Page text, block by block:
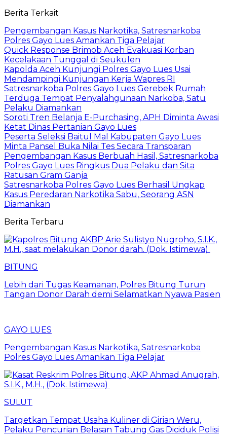
Berita Terkait
Pengembangan Kasus Narkotika, Satresnarkoba
Polres Gayo Lues Amankan Tiga Pelajar
Quick Response Brimob Aceh Evakuasi Korban
Kecelakaan Tunggal di Seukulen
Kapolda Aceh Kunjungi Polres Gayo Lues Usai
Mendampingi Kunjungan Kerja Wapres RI
Satresnarkoba Polres Gayo Lues Gerebek Rumah
Terduga Tempat Penyalahgunaan Narkoba, Satu
Pelaku Diamankan
Soroti Tren Belanja E-Purchasing, APH Diminta Awasi
Ketat Dinas Pertanian Gayo Lues
Peserta Seleksi Baitul Mal Kabupaten Gayo Lues
Minta Pansel Buka Nilai Tes Secara Transparan
Pengembangan Kasus Berbuah Hasil, Satresnarkoba
Polres Gayo Lues Ringkus Dua Pelaku dan Sita
Ratusan Gram Ganja
Satresnarkoba Polres Gayo Lues Berhasil Ungkap
Kasus Peredaran Narkotika Sabu, Seorang ASN
Diamankan
Berita Terbaru
BITUNG
Lebih dari Tugas Keamanan, Polres Bitung Turun
Tangan Donor Darah demi Selamatkan Nyawa Pasien
GAYO LUES
Pengembangan Kasus Narkotika, Satresnarkoba
Polres Gayo Lues Amankan Tiga Pelajar
SULUT
Targetkan Tempat Usaha Kuliner di Girian Weru,
Pelaku Pencurian Belasan Tabung Gas Diciduk Polisi